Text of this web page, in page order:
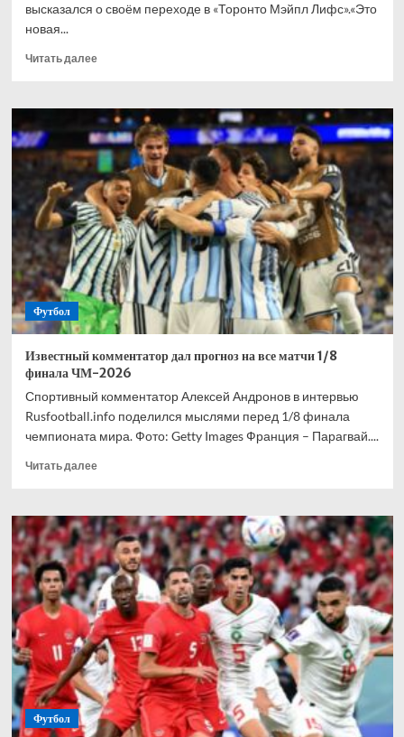
высказался о своём переходе в «Торонто Мэйпл Лифс».«Это
новая...
Читать далееПрочитать
Бобровский
признался,
что
взволнован
своим
переходом
в
«Торонто»
Футбол
Известный комментатор дал прогноз на все матчи 1/8
финала ЧМ-2026
Спортивный комментатор Алексей Андронов в интервью
Rusfootball.info поделился мыслями перед 1/8 финала
чемпионата мира. Фото: Getty Images Франция – Парагвай....
Читать далееПрочитать
Известный
комментатор
дал
прогноз
на
все
матчи
1/8
финала
ЧМ-2026
Футбол